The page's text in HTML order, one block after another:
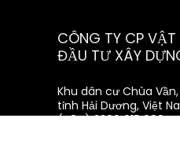
CÔNG TY CP
ĐẦU TƯ XÂY
Khu dân cư Chùa
tỉnh Hải Dương, Việt
(+84) 2206 615 999